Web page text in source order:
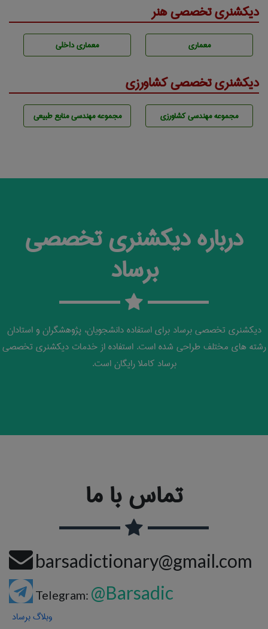
دیکشنری تخصصی هنر
معماری معماری داخلی
دیکشنری تخصصی کشاورزی
مجموعه مهندسی كشاورزی مجموعه مهندسی منابع طبيعی
درباره دیکشنری تخصصی
برساد
دیکشنری تخصصی برساد برای استفاده دانشجویان، پژوهشگران و استادان
رشته های مختلف طراحی شده است. استفاده از خدمات دیکشنری تخصصی
برساد کاملا رایگان است.
تماس با ما
barsadictionary@gmail.com
Telegram: @Barsadic
وبلاگ برساد